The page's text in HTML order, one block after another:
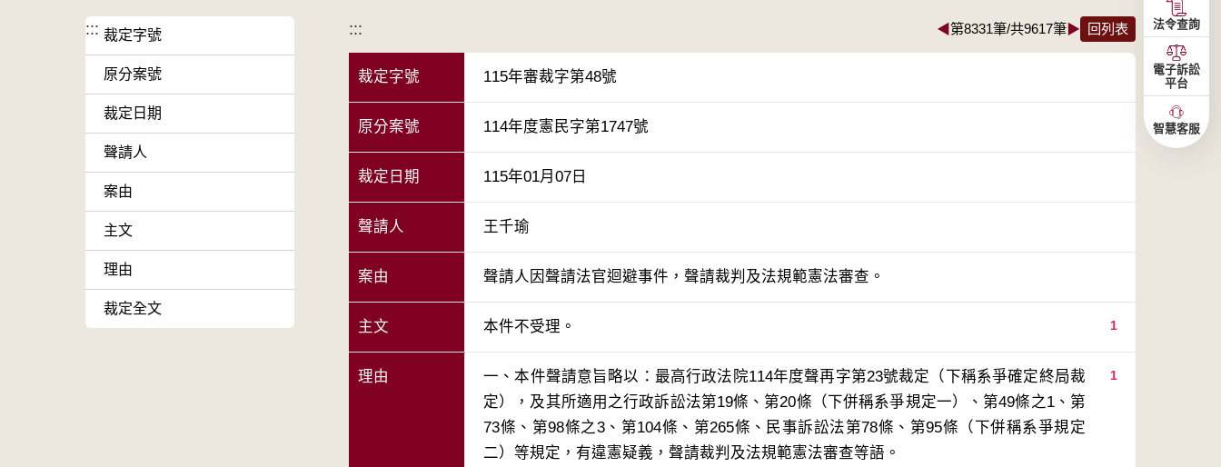
::: 裁定字號
原分案號
裁定日期
聲請人
案由
主文
理由
裁定全文
::: ◀第8331筆/共9617筆▶ 回列表
裁定字號 115年審裁字第48號
原分案號 114年度憲民字第1747號
裁定日期 115年01月07日
聲請人 王千瑜
案由 聲請人因聲請法官迴避事件，聲請裁判及法規範憲法審查。
主文 1
本件不受理。
理由 1
一、本件聲請意旨略以：最高行政法院114年度聲再字第23號裁定（下稱系爭確定終局裁
定），及其所適用之行政訴訟法第19條、第20條（下併稱系爭規定一）、第49條之1、第
73條、第98條之3、第104條、第265條、民事訴訟法第78條、第95條（下併稱系爭規定
法令查詢
電子訴訟
平台
智慧客服